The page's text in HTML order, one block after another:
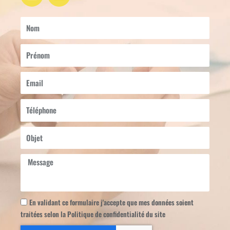
e
d
i
n
b
Message
En validant ce formulaire j'accepte que mes données soient
traitées selon la Politique de confidentialité du site